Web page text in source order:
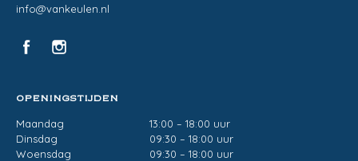
info@vankeulen.nl
OPENINGSTIJDEN
Maandag
13:00 – 18:00 uur
Dinsdag
09:30 – 18:00 uur
Woensdag
09:30 – 18:00 uur